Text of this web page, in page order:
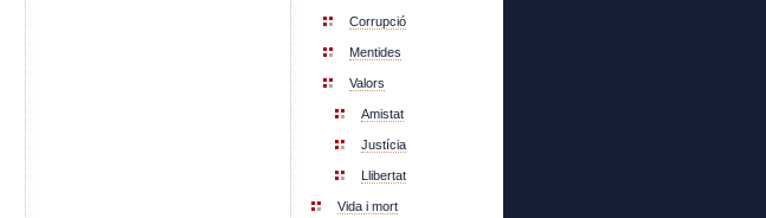
Corrupció
Mentides
Valors
Amistat
Justícia
Llibertat
Vida i mort